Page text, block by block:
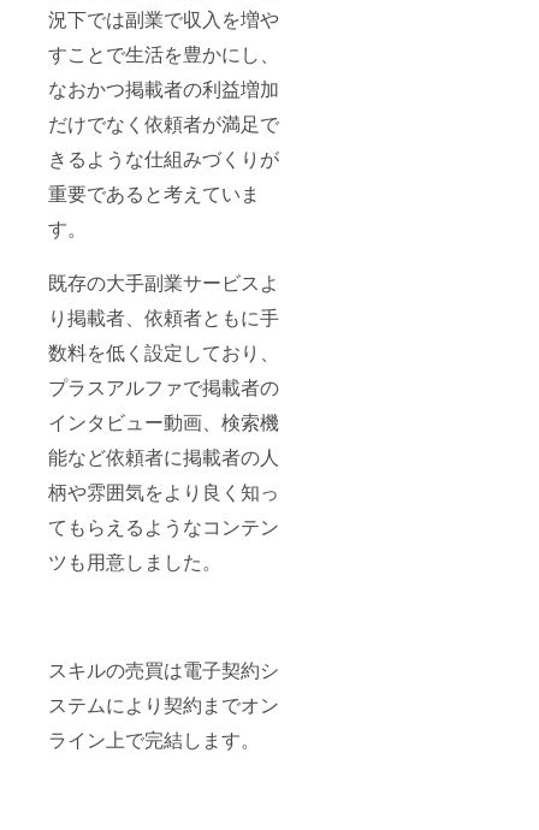
況下では副業で収入を増や
すことで生活を豊かにし、
なおかつ掲載者の利益増加
だけでなく依頼者が満足で
きるような仕組みづくりが
重要であると考えていま
す。
既存の大手副業サービスよ
り掲載者、依頼者ともに手
数料を低く設定しており、
プラスアルファで掲載者の
インタビュー動画、検索機
能など依頼者に掲載者の人
柄や雰囲気をより良く知っ
てもらえるようなコンテン
ツも用意しました。
スキルの売買は電子契約シ
ステムにより契約までオン
ライン上で完結します。